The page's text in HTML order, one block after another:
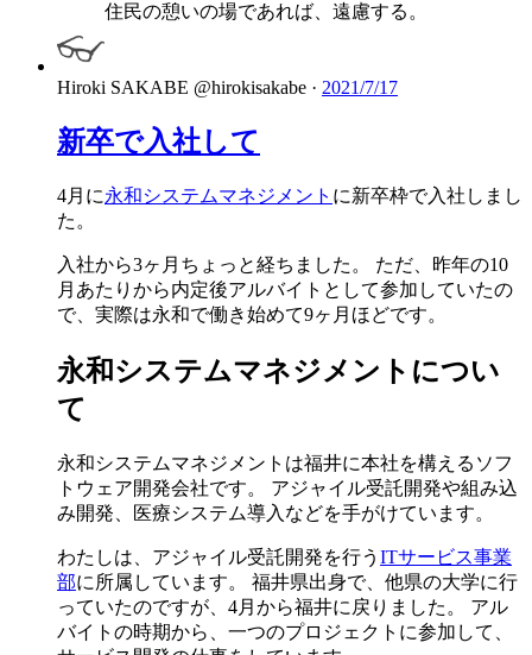
住民の憩いの場であれば、遠慮する。
Hiroki SAKABE @hirokisakabe · 2021/7/17
新卒で入社して
4月に永和システムマネジメント に新卒枠で入社しまし
た。
入社から3ヶ月ちょっと経ちました。 ただ、昨年の10
月あたりから内定後アルバイトとして参加していたの
で、実際は永和で働き始めて9ヶ月ほどです。
永和システムマネジメントについ
て
永和システムマネジメントは福井に本社を構えるソフ
トウェア開発会社です。 アジャイル受託開発や組み込
み開発、医療システム導入などを手がけています。
わたしは、アジャイル受託開発を行う ITサービス事業
部に所属しています。 福井県出身で、他県の大学に行
っていたのですが、4月から福井に戻りました。 アル
バイトの時期から、一つのプロジェクトに参加して、